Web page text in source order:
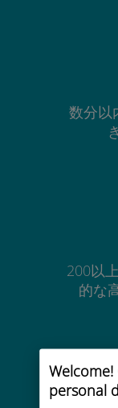
personal
数分以
200以
的な
コ